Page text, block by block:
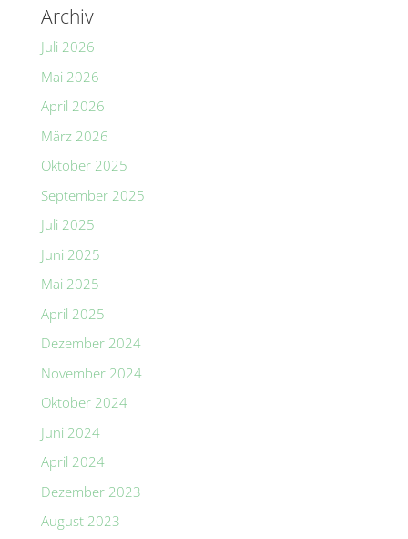
Archiv
Juli 2026
Mai 2026
April 2026
März 2026
Oktober 2025
September 2025
Juli 2025
Juni 2025
Mai 2025
April 2025
Dezember 2024
November 2024
Oktober 2024
Juni 2024
April 2024
Dezember 2023
August 2023